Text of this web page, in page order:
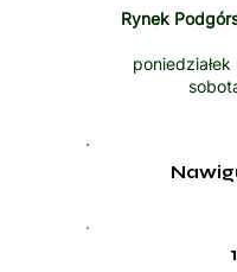
Rynek